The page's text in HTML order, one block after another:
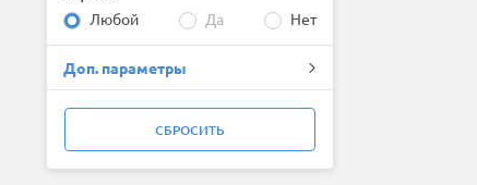
Любой Да Нет
Доп. параметры
СБРОСИТЬ